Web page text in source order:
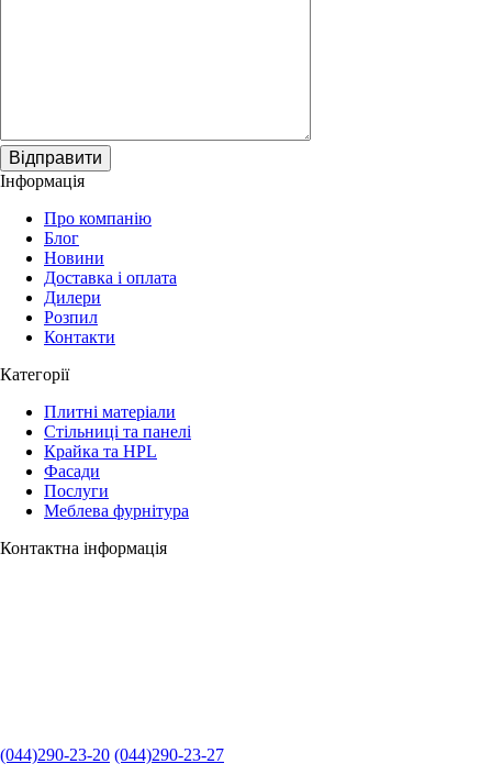
Відправити
Інформація
Про компанію
Блог
Новини
Доставка і оплата
Дилери
Розпил
Контакти
Категорії
Плитні матеріали
Стільниці та панелі
Крайка та HPL
Фасади
Послуги
Меблева фурнітура
Контактна інформація
(044)290-23-20 (044)290-23-27